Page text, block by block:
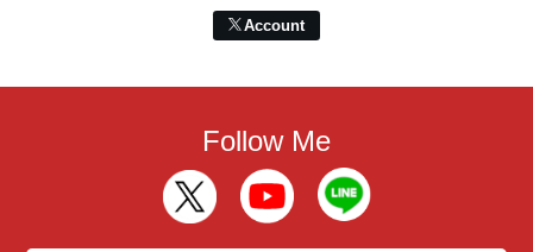
Account
Follow Me